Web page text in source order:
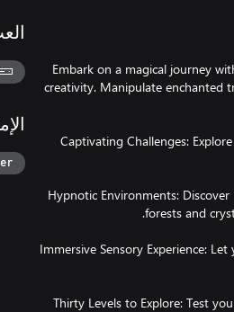
Embark on a magical journey
creativity. Manipulate enchanted
Captivating Challenges:
Hypnotic Environments:
Immersive Sensory Experience:
Thirty Levels to Explore: Test